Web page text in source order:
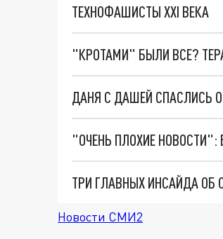
ТЕХНОФАШИСТЫ XXI ВЕКА
"КРОТАМИ" БЫЛИ ВСЕ?
ДАНЯ С ДАШЕЙ СПАСЛИСЬ
Новости СМИ2